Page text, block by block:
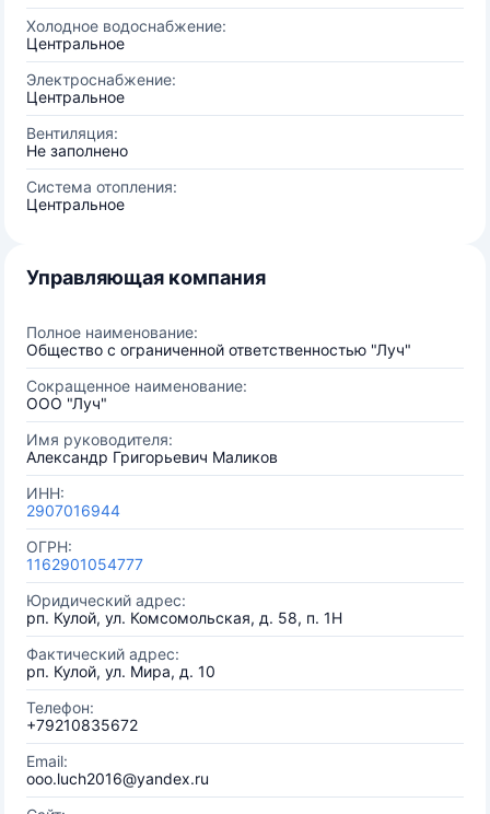
Холодное водоснабжение:
Центральное
Электроснабжение:
Центральное
Вентиляция:
Не заполнено
Система отопления:
Центральное
Управляющая компания
Полное наименование:
Общество с ограниченной ответственностью "Луч"
Сокращенное наименование:
ООО "Луч"
Имя руководителя:
Александр Григорьевич Маликов
ИНН:
2907016944
ОГРН:
1162901054777
Юридический адрес:
рп. Кулой, ул. Комсомольская, д. 58, п. 1Н
Фактический адрес:
рп. Кулой, ул. Мира, д. 10
Телефон:
+79210835672
Email:
ooo.luch2016@yandex.ru